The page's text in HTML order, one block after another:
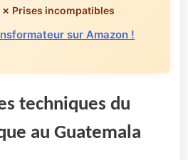
Prises incompatibles
sur Amazon !
techniques du
au Guatemala